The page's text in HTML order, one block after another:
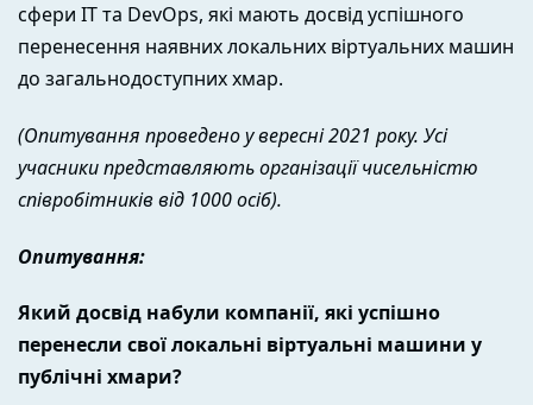
сфери IT та DevOps, які мають досвід успішного
перенесення наявних локальних віртуальних машин
до загальнодоступних хмар.
(Опитування проведено у вересні 2021 року. Усі
учасники представляють організації чисельністю
співробітників від 1000 осіб).
Опитування:
Який досвід набули компанії, які успішно
перенесли свої локальні віртуальні машини у
публічні хмари?